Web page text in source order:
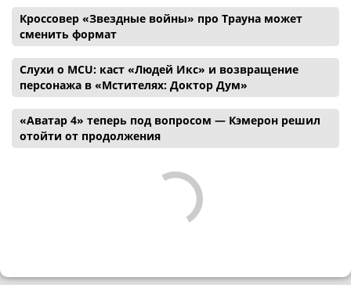
Кроссовер «Звездные войны» про Трауна может
сменить формат
Слухи о MCU: каст «Людей Икс» и возвращение
персонажа в «Мстителях: Доктор Дум»
«Аватар 4» теперь под вопросом — Кэмерон решил
отойти от продолжения